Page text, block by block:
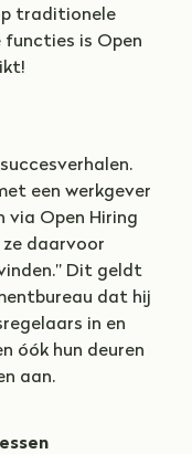
traditionele
functies is Open
een werkgever
via Open Hiring
ze daarvoor
Dit geldt
dat hij
in en
óók hun deuren
aan.